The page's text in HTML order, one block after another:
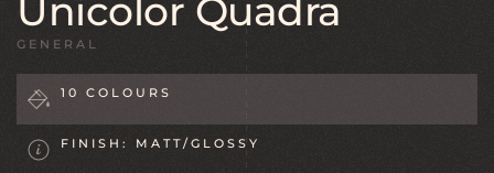
Unicolor Quadra
GENERAL
10 COLOURS
FINISH: MATT/GLOSSY